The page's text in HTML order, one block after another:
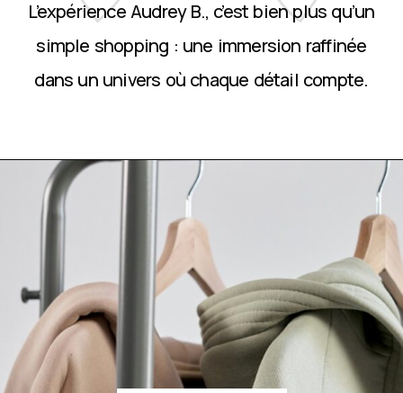
L’expérience Audrey B., c’est bien plus qu’un
simple shopping : une immersion raffinée
dans un univers où chaque détail compte.